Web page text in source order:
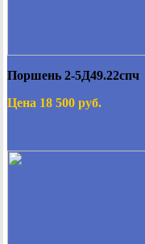
Поршень 2-5Д49.22спч
Цена 18 500 руб.